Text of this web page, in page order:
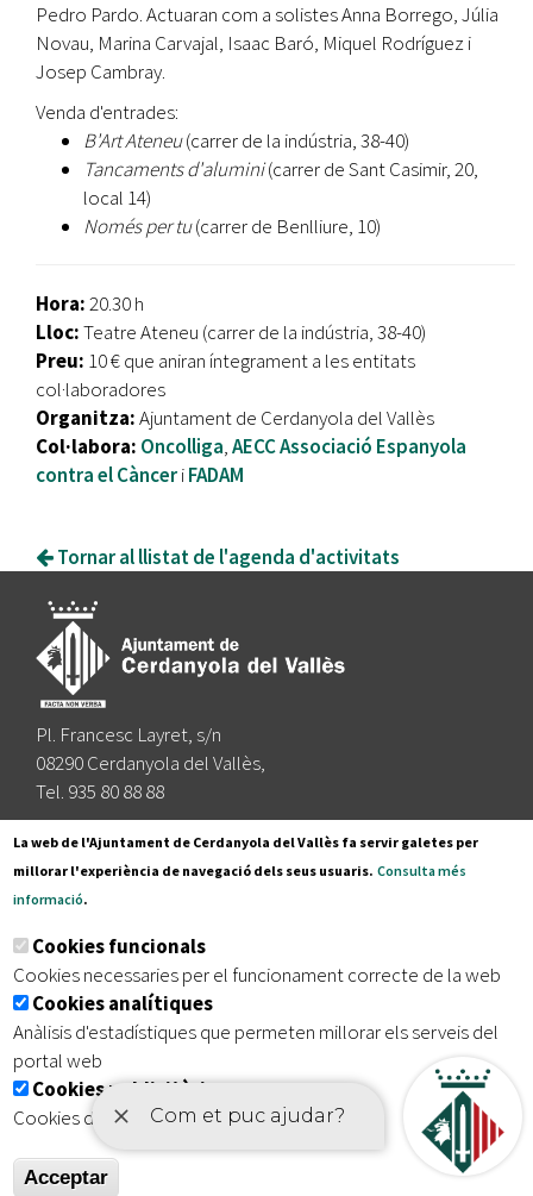
Pedro Pardo. Actuaran com a solistes Anna Borrego, Júlia
Novau, Marina Carvajal, Isaac Baró, Miquel Rodríguez i
Josep Cambray.
Venda d'entrades:
B'Art Ateneu(carrer de la indústria, 38-40)
Tancaments d'alumini(carrer de Sant Casimir, 20,
local 14)
Només per tu(carrer de Benlliure, 10)
Hora:20.30 h
Lloc:Teatre Ateneu (carrer de la indústria, 38-40)
Preu: 10 € que aniran íntegrament a les entitats
col·laboradores
Organitza:Ajuntament de Cerdanyola del Vallès
Col·labora: Oncolliga,AECC Associació Espanyola
contra el CànceriFADAM
Tornar al llistat de l'agenda d'activitats
Pl. Francesc Layret, s/n
08290 Cerdanyola del Vallès,
Tel. 935 80 88 88
Segueix-nos a:
Subscriu-te al nostre butlletí
Inici | Avís legal | Protecció de dades
| Accessibilitat
La web de l'Ajuntament de Cerdanyola del Vallès fa servir galetes per
millorar l'experiència de navegació dels seus usuaris. Consulta més
informació.
Cookies funcionals
Cookies necessaries per el funcionament correcte de la web
Cookies analítiques
Anàlisis d'estadístiques que permeten millorar els serveis del
portal web
Cookies publicitàries
Cookies de tercers amb finalitat publicitària
Acceptar